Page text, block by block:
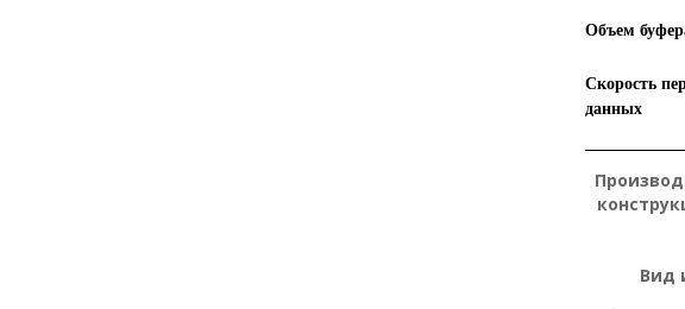
Объем
Скорость
данных
Вид